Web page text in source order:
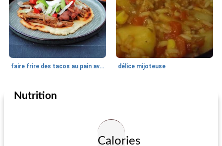
faire frire des tacos au pain avec du bœuf déchiqueté épicé délice mijoteuse
Cuisine au quotidien
Nutrition
Calories